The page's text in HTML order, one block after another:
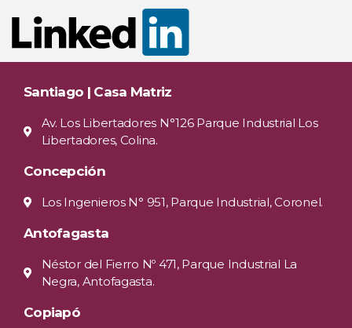
Santiago | Casa Matriz
Av. Los Libertadores N°126 Parque Industrial Los
Libertadores, Colina.
Concepción
Los Ingenieros N° 951, Parque Industrial, Coronel.
Antofagasta
Néstor del Fierro Nº 471, Parque Industrial La
Negra, Antofagasta.
Copiapó